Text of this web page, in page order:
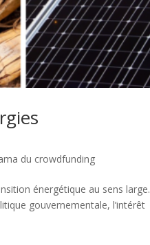
du crowdfunding
énergétique au sens large.
gouvernementale, l’intérêt